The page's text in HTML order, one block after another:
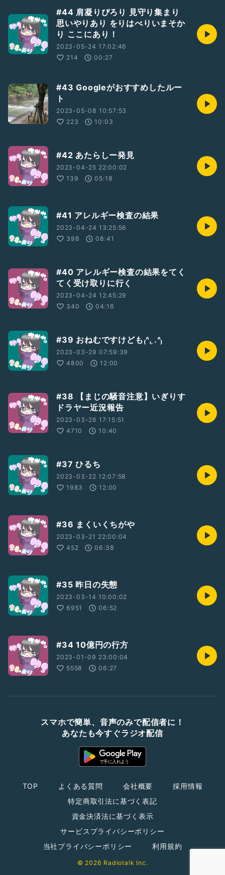
#44 肩凝りぴろり 見守り集まり
思いやりあり をりはべりいまそか
り ここにあり！
2023-05-24 17:02:46
214
00:27
#43 Googleがおすすめしたルー
ト
2023-05-08 10:57:53
223
10:03
#42 あたらしー発見
2023-04-25 22:00:02
139
05:18
#41 アレルギー検査の結果
2023-04-24 13:25:56
398
08:41
#40 アレルギー検査の結果をてく
てく受け取りに行く
2023-04-24 12:45:29
340
04:16
#39 おねむですけども₍ᐢ. ̫.ᐢ₎
2023-03-29 07:59:39
4800
12:00
#38 【まじの騒音注意】いぎりす
ドラヤー近況報告
2023-03-26 17:15:51
4710
10:40
#37 ひるち
2023-03-22 12:07:58
1983
12:00
#36 まくいくちがや
2023-03-21 22:00:04
452
06:38
#35 昨日の失態
2023-03-14 10:00:02
6951
06:52
#34 10億円の行方
2023-01-09 23:00:04
5558
06:27
スマホで簡単、音声のみで配信者に！
あなたも今すぐラジオ配信
TOP よくある質問 会社概要
採用情報
特定商取引法に基づく表記
資金決済法に基づく表示
サービスプライバシーポリシー
当社プライバシーポリシー
利用規約
© 2026 Radiotalk Inc.